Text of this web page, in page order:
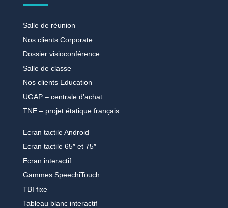
Salle de réunion
Nos clients Corporate
Dossier visioconférence
Salle de classe
Nos clients Education
UGAP – centrale d’achat
TNE – projet étatique français
Ecran tactile Android
Ecran tactile 65″ et 75″
Ecran interactif
Gammes SpeechiTouch
TBI fixe
Tableau blanc interactif